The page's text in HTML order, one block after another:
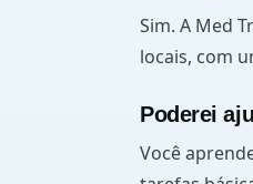
Sim. A Med
locais, com
Poderei
Você